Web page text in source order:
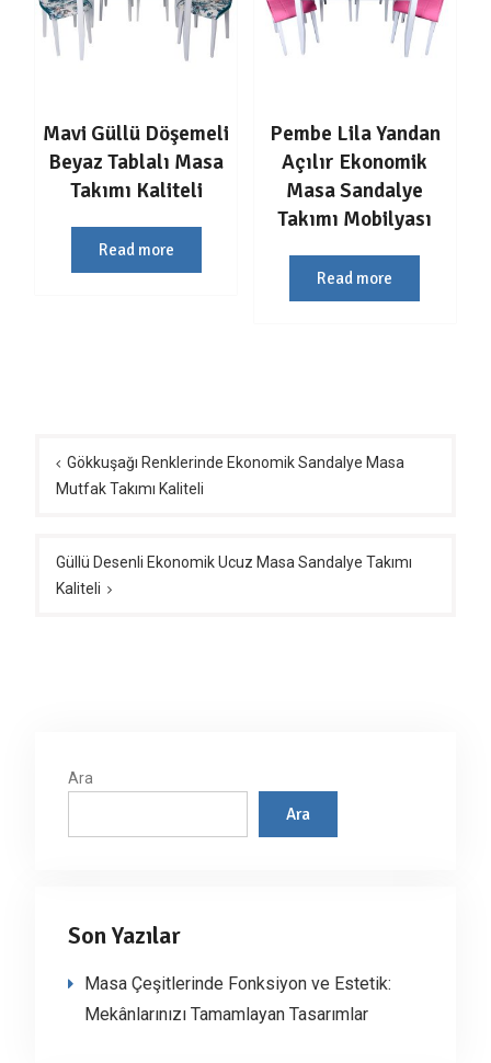
Mavi Güllü Döşemeli
Beyaz Tablalı Masa
Takımı Kaliteli
Read more
Pembe Lila Yandan
Açılır Ekonomik
Masa Sandalye
Takımı Mobilyası
Read more
gezinmesi
Gökkuşağı Renklerinde Ekonomik Sandalye Masa
Mutfak Takımı Kaliteli
Güllü Desenli Ekonomik Ucuz Masa Sandalye Takımı
Kaliteli
Ara
Ara
Son Yazılar
Masa Çeşitlerinde Fonksiyon ve Estetik:
Mekânlarınızı Tamamlayan Tasarımlar